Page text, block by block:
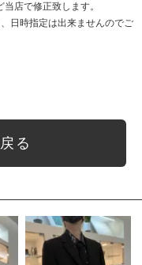
店で修正致します。
日時指定は出来ませんのでご
る